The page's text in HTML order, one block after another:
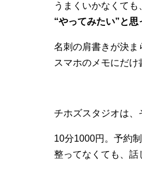
うまくいかなくても
“やってみたい”と思
名刺の肩書きが決ま
スマホのメモにだけ
チホズスタジオは、
10分1000円。予約制
整ってなくても、話